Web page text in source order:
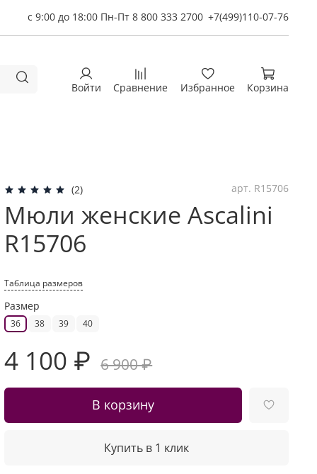
с 9:00 до 18:00 Пн-Пт 8 800 333 2700 +7(499)110-07-76
Войти Сравнение Избранное Корзина
(2) арт. R15706
Мюли женские Ascalini
R15706
Таблица размеров
Размер
36 38 39 40
4 100 ₽ 6 900 ₽
В корзину
Купить в 1 клик